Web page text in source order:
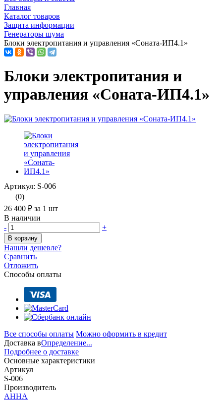
Главная
Каталог товаров
Защита информации
Генераторы шума
Блоки электропитания и управления «Соната-ИП4.1»
Блоки электропитания и
управления «Соната-ИП4.1»
Артикул: S-006
(0)
26 400 ₽ за 1 шт
В наличии
-
+
В корзину
Нашли дешевле?
Сравнить
Отложить
Способы оплаты
Все способы оплаты Можно оформить в кредит
Доставка вОпределение...
Подробнее о доставке
Основные характеристики
Артикул
S-006
Производитель
АННА